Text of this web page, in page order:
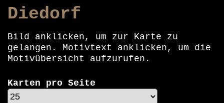
Diedorf
Bild anklicken, um zur Karte zu
gelangen. Motivtext anklicken, um die
Motivübersicht aufzurufen.
Karten pro Seite